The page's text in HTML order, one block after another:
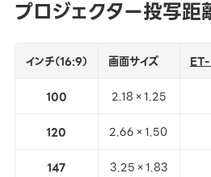
プロジェクター投写距
インチ（16:9） 画面サイズ
100 2.18×1.25
120 2.66×1.50
147 3.25×1.83